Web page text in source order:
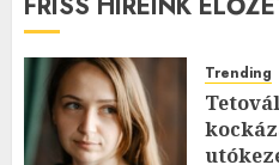
FRISS HÍREINK
Trending